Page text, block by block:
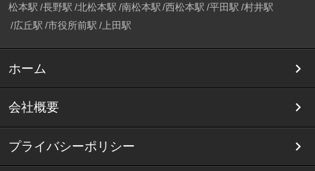
松本駅 長野駅 北松本駅 南松本駅 西松本駅 平田駅 村井駅
広丘駅 市役所前駅 上田駅
ホーム
会社概要
プライバシーポリシー